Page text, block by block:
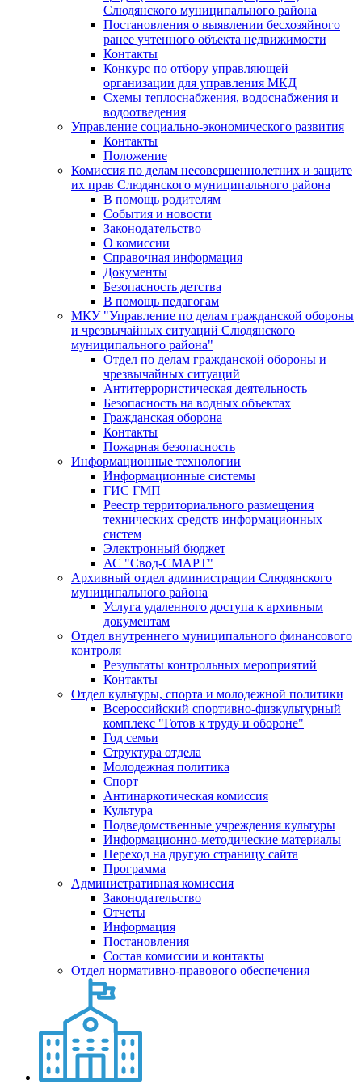
Слюдянского муниципального района
Постановления о выявлении бесхозяйного
ранее учтенного объекта недвижимости
Контакты
Конкурс по отбору управляющей
организации для управления МКД
Схемы теплоснабжения, водоснабжения и
водоотведения
Управление социально-экономического развития
Контакты
Положение
Комиссия по делам несовершеннолетних и защите
их прав Слюдянского муниципального района
В помощь родителям
События и новости
Законодательство
О комиссии
Справочная информация
Документы
Безопасность детства
В помощь педагогам
МКУ "Управление по делам гражданской обороны
и чрезвычайных ситуаций Слюдянского
муниципального района"
Отдел по делам гражданской обороны и
чрезвычайных ситуаций
Антитеррористическая деятельность
Безопасность на водных объектах
Гражданская оборона
Контакты
Пожарная безопасность
Информационные технологии
Информационные системы
ГИС ГМП
Реестр территориального размещения
технических средств информационных
систем
Электронный бюджет
АС "Свод-СМАРТ"
Архивный отдел администрации Слюдянского
муниципального района
Услуга удаленного доступа к архивным
документам
Отдел внутреннего муниципального финансового
контроля
Результаты контрольных мероприятий
Контакты
Отдел культуры, спорта и молодежной политики
Всероссийский спортивно-физкультурный
комплекс "Готов к труду и обороне"
Год семьи
Структура отдела
Молодежная политика
Спорт
Антинаркотическая комиссия
Культура
Подведомственные учреждения культуры
Информационно-методические материалы
Переход на другую страницу сайта
Программа
Административная комиссия
Законодательство
Отчеты
Информация
Постановления
Состав комиссии и контакты
Отдел нормативно-правового обеспечения